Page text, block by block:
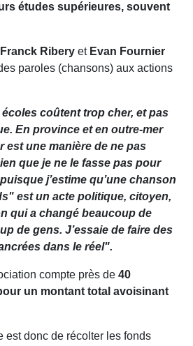
études supérieures, souvent
Franck Ribery et Evan Fournier
paroles (chansons) aux actions
coûtent trop cher, et pas
En province et en outre-mer
est une manière de ne pas
que je ne le fasse pas pour
j’estime qu’une chanson
est un acte politique, citoyen,
qui a changé beaucoup de
de gens. J’essaie de faire des
dans le réel".
compte près de 40
un montant total avoisinant
est donc de récolter les fonds